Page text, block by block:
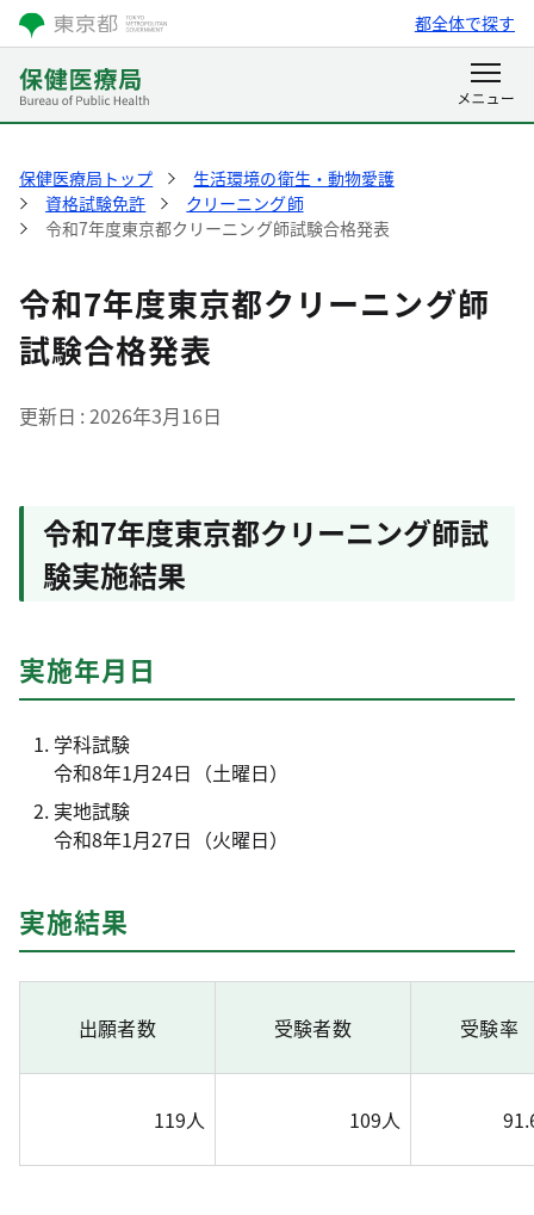
都全体で探す
保健医療局トップ
生活環境の衛生・動物愛護
資格試験免許
クリーニング師
令和7年度東京都クリーニング師試験合格発表
令和7年度東京都クリーニング師
試験合格発表
更新日 2026年3月16日
令和7年度東京都クリーニング師試
験実施結果
実施年月日
学科試験
令和8年1月24日（土曜日）
実地試験
令和8年1月27日（火曜日）
実施結果
出願者数 受験者数 受験率
119人 109人